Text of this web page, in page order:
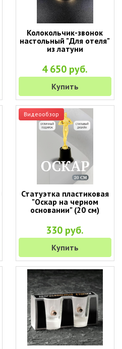
Колокольчик-звонок
настольный "Для отеля"
из латуни
4 650 руб.
Купить
Видеообзор
Статуэтка пластиковая
"Оскар на черном
основании" (20 см)
330 руб.
Купить